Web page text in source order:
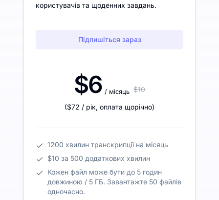
користувачів та щоденних завдань.
Підпишіться зараз
$6 / місяць $10
($72 / рік, оплата щорічно)
1200 хвилин транскрипції на місяць
$10 за 500 додаткових хвилин
Кожен файл може бути до 5 годин
довжиною / 5 ГБ. Завантажте 50 файлів
одночасно.